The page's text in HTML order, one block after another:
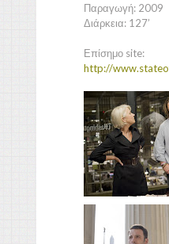
Παραγωγή: 2009
Διάρκεια: 127’
Επίσημο site:
http://